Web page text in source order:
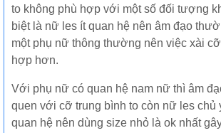
to không phù hợp với một số đối tượng
biệt là nữ les ít quan hệ nên âm đạo
một phụ nữ thông thường nên việc xài
hợp hơn.
Với phụ nữ có quan hệ nam nữ thì âm
quen với cỡ trung bình to còn nữ les chủ
quan hệ nên dùng size nhỏ là ok nhất